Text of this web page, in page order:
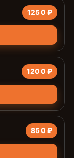
1250 ₽
1200 ₽
850 ₽